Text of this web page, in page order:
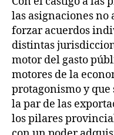
las asignaciones no
forzar acuerdos
distintas
motor del gasto
motores de la
protagonismo y
la par de las
los pilares